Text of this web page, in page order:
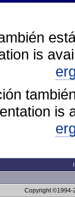
is
is
Copyright ©1994-